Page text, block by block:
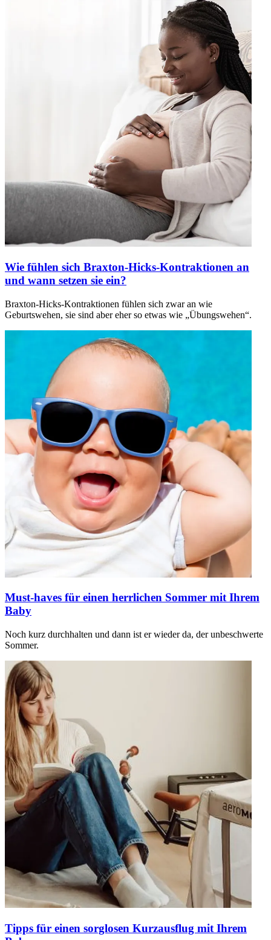
Wie fühlen sich Braxton-Hicks-Kontraktionen an
und wann setzen sie ein?
Braxton-Hicks-Kontraktionen fühlen sich zwar an wie
Geburtswehen, sie sind aber eher so etwas wie „Übungswehen“.
Must-haves für einen herrlichen Sommer mit Ihrem
Baby
Noch kurz durchhalten und dann ist er wieder da, der unbeschwerte
Sommer.
Tipps für einen sorglosen Kurzausflug mit Ihrem